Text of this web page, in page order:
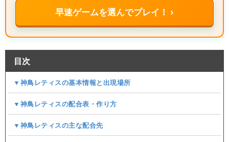
早速ゲームを選んでプレイ！ ›
目次
▼神鳥レティスの基本情報と出現場所
▼神鳥レティスの配合表・作り方
▼神鳥レティスの主な配合先